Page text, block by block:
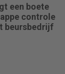
een boete
controle
beursbedrijf